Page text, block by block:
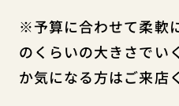
※予算に合わせて柔軟
のくらいの大きさでい
か気になる方はご来店